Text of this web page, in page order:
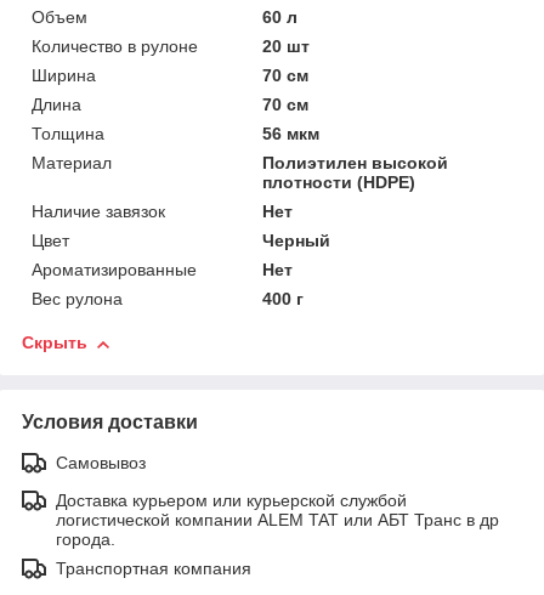
Объем
60 л
Количество в рулоне
20 шт
Ширина
70 см
Длина
70 см
Толщина
56 мкм
Материал
Полиэтилен высокой
плотности (HDPE)
Наличие завязок
Нет
Цвет
Черный
Ароматизированные
Нет
Вес рулона
400 г
Скрыть
Условия доставки
Самовывоз
Доставка курьером или курьерской службой
логистической компании ALEM TAT или АБТ Транс в др
города.
Транспортная компания